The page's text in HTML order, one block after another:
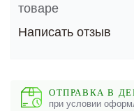
товаре
Написать отзыв
ОТПРАВКА В
при условии